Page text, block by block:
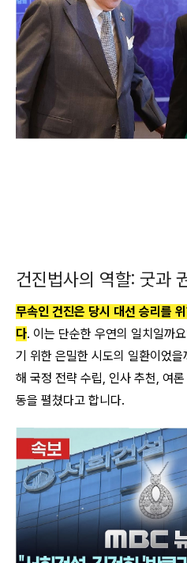
건진법사의 역할: 굿과
무속인 건진은 당시 대선 승리를
다. 이는 단순한 우연의 일치일까
기 위한 은밀한 시도의 일환이었
해 국정 전략 수립, 인사 추천, 여
동을 펼쳤다고 합니다.